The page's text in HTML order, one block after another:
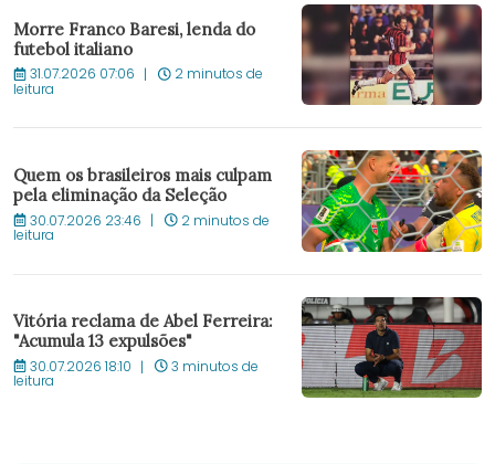
Morre Franco Baresi, lenda do
futebol italiano
31.07.2026 07:06 2 minutos de
leitura
Quem os brasileiros mais culpam
pela eliminação da Seleção
30.07.2026 23:46 2 minutos de
leitura
Vitória reclama de Abel Ferreira:
"Acumula 13 expulsões"
30.07.2026 18:10 3 minutos de
leitura